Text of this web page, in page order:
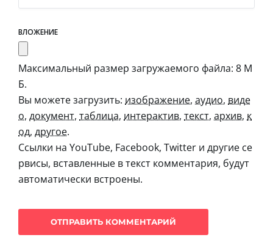
ВЛОЖЕНИЕ
Максимальный размер загружаемого файла: 8 М
Б.
Вы можете загрузить: изображение, аудио, виде
о, документ, таблица, интерактив, текст, архив, к
од, другое.
Ссылки на YouTube, Facebook, Twitter и другие се
рвисы, вставленные в текст комментария, будут
автоматически встроены.